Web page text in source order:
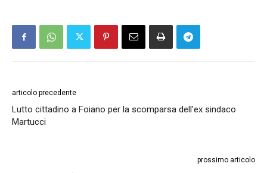
articolo precedente
Lutto cittadino a Foiano per la scomparsa dell’ex sindaco
Martucci
prossimo articolo